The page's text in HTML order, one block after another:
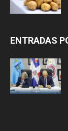
ENTRADAS